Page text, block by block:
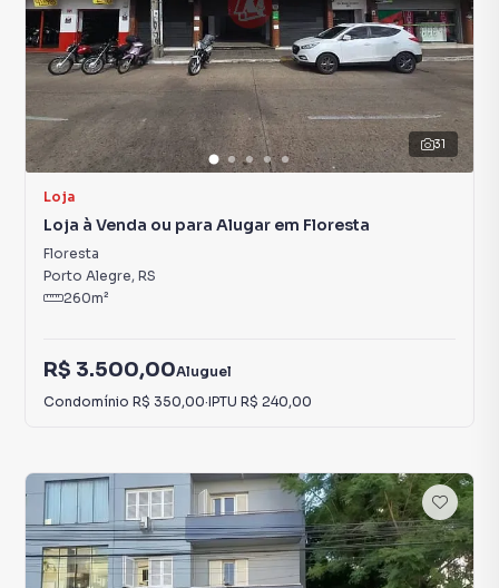
31
Loja
Loja à Venda ou para Alugar em Floresta
Floresta
Porto Alegre, RS
260m²
R$ 3.500,00Aluguel
Condomínio R$ 350,00·IPTU R$ 240,00